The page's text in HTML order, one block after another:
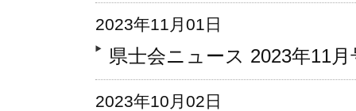
2023年11月01日
県士会ニュース 2023年11月
2023年10月02日